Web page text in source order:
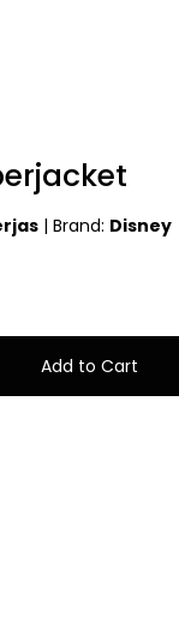
|Brand: Disney
Add to Cart